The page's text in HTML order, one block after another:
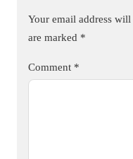
Your email address
are marked *
Comment *